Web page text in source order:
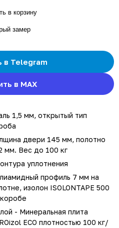
в корзину
замер
в Telegram
в MAX
1,5 мм, открытый тип
двери 145 мм, полотно
мм. Вес до 100 кг
уплотнения
профиль 7 мм на
изолон ISOLONTAPE 500
- Минеральная плита
ECO плотностью 100 кг/